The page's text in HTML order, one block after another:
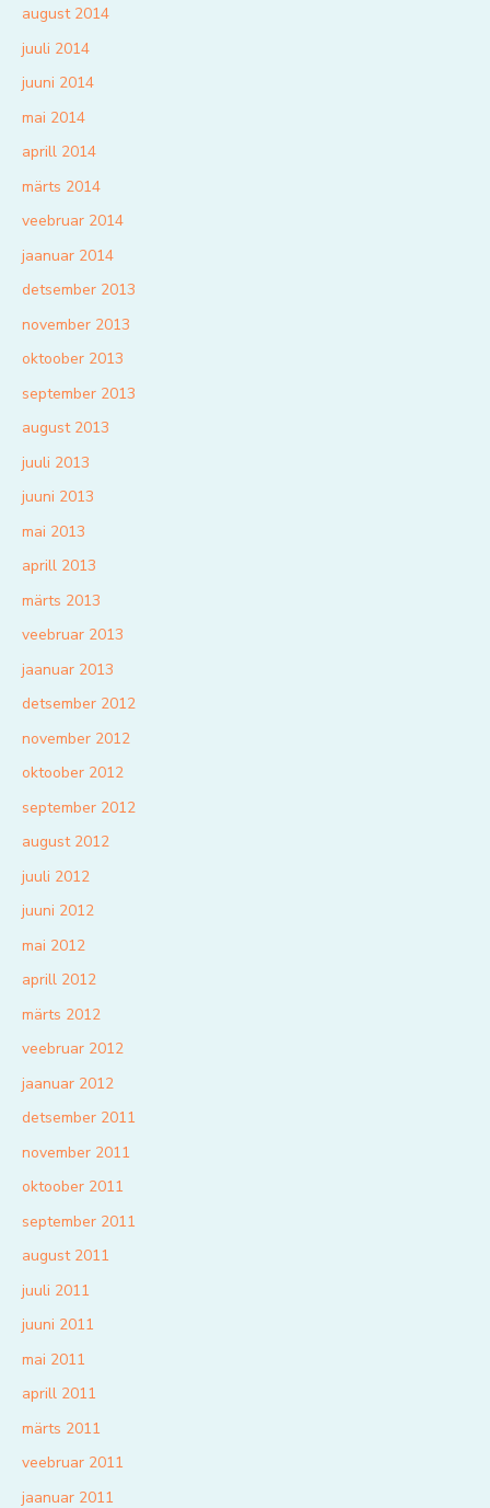
august 2014
juuli 2014
juuni 2014
mai 2014
aprill 2014
märts 2014
veebruar 2014
jaanuar 2014
detsember 2013
november 2013
oktoober 2013
september 2013
august 2013
juuli 2013
juuni 2013
mai 2013
aprill 2013
märts 2013
veebruar 2013
jaanuar 2013
detsember 2012
november 2012
oktoober 2012
september 2012
august 2012
juuli 2012
juuni 2012
mai 2012
aprill 2012
märts 2012
veebruar 2012
jaanuar 2012
detsember 2011
november 2011
oktoober 2011
september 2011
august 2011
juuli 2011
juuni 2011
mai 2011
aprill 2011
märts 2011
veebruar 2011
jaanuar 2011